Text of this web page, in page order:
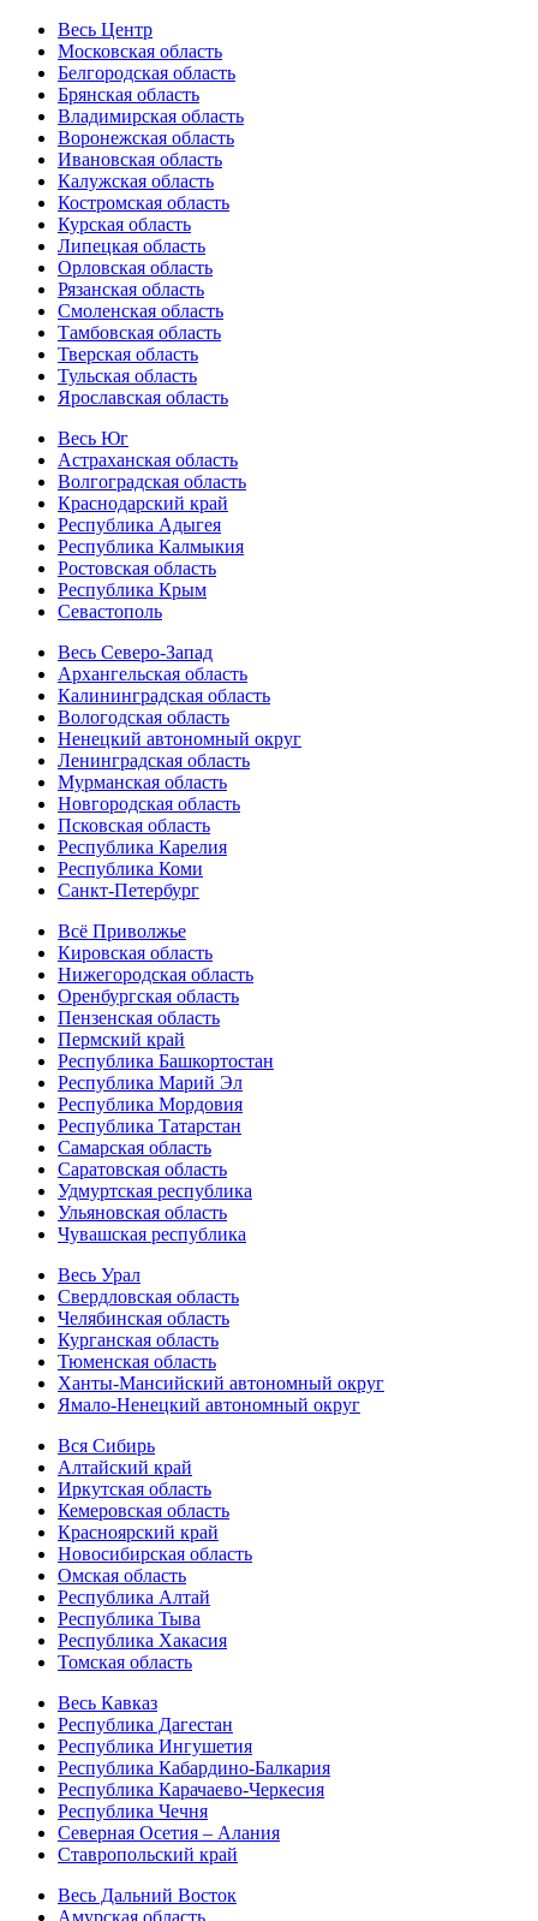
Весь Центр
Московская область
Белгородская область
Брянская область
Владимирская область
Воронежская область
Ивановская область
Калужская область
Костромская область
Курская область
Липецкая область
Орловская область
Рязанская область
Смоленская область
Тамбовская область
Тверская область
Тульская область
Ярославская область
Весь Юг
Астраханская область
Волгоградская область
Краснодарский край
Республика Адыгея
Республика Калмыкия
Ростовская область
Республика Крым
Севастополь
Весь Северо-Запад
Архангельская область
Калининградская область
Вологодская область
Ненецкий автономный округ
Ленинградская область
Мурманская область
Новгородская область
Псковская область
Республика Карелия
Республика Коми
Санкт-Петербург
Всё Приволжье
Кировская область
Нижегородская область
Оренбургская область
Пензенская область
Пермский край
Республика Башкортостан
Республика Марий Эл
Республика Мордовия
Республика Татарстан
Самарская область
Саратовская область
Удмуртская республика
Ульяновская область
Чувашская республика
Весь Урал
Свердловская область
Челябинская область
Курганская область
Тюменская область
Ханты-Мансийский автономный округ
Ямало-Ненецкий автономный округ
Вся Сибирь
Алтайский край
Иркутская область
Кемеровская область
Красноярский край
Новосибирская область
Омская область
Республика Алтай
Республика Тыва
Республика Хакасия
Томская область
Весь Кавказ
Республика Дагестан
Республика Ингушетия
Республика Кабардино-Балкария
Республика Карачаево-Черкесия
Республика Чечня
Северная Осетия – Алания
Ставропольский край
Весь Дальний Восток
Амурская область